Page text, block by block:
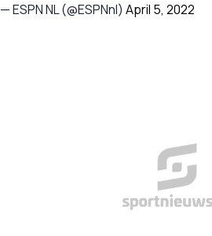
— ESPN NL (@ESPNnl) April 5, 2022